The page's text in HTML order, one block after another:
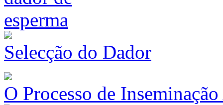
Selecção do Dador
O Processo de